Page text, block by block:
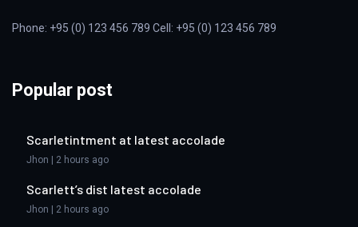
Phone: +95 (0) 123 456 789 Cell: +95 (0) 123 456 789
Popular post
Scarletintment at latest accolade
Jhon | 2 hours ago
Scarlett’s dist latest accolade
Jhon | 2 hours ago